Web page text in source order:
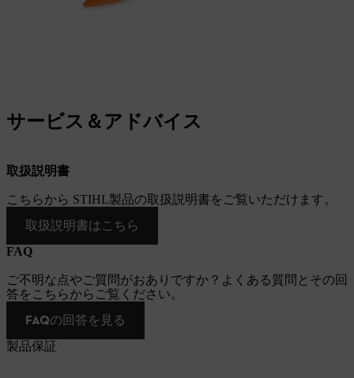
サービス＆アドバイス
取扱説明書
こちらから STIHL製品の取扱説明書をご覧いただけます。
取扱説明書はこちら
FAQ
ご不明な点やご質問がおありですか？よくある質問とその回
答をこちらからご覧ください。
FAQの回答を見る
製品保証